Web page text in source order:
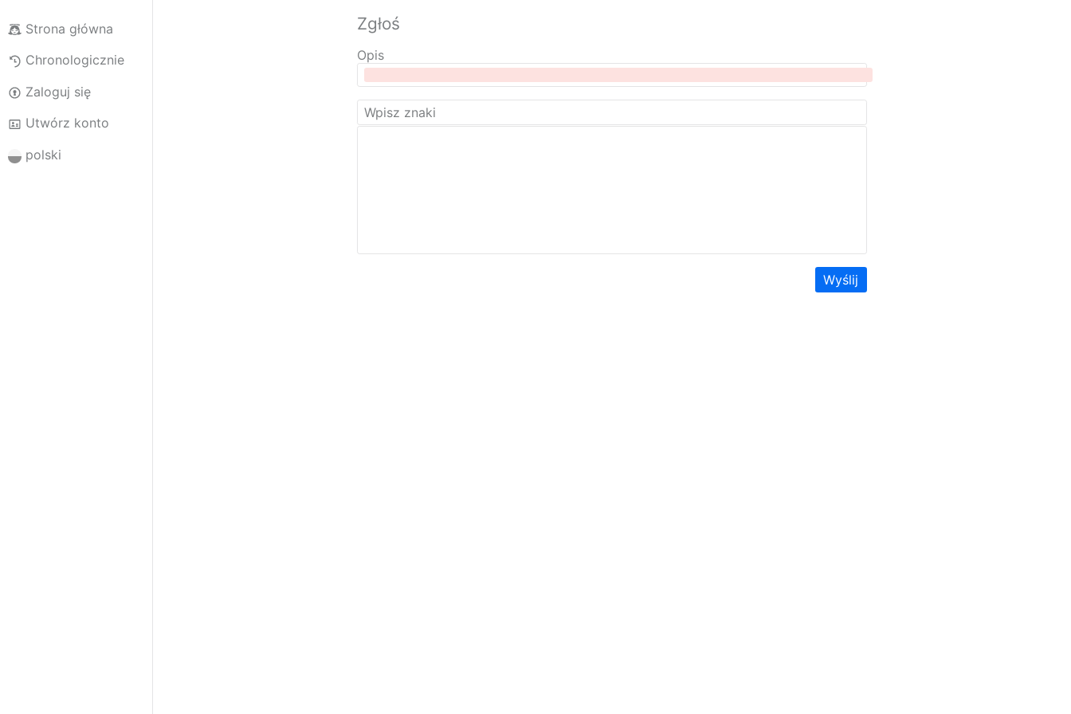
Strona główna
Chronologicznie
Zaloguj się
Utwórz konto
polski
Zgłoś
Opis
Wyślij